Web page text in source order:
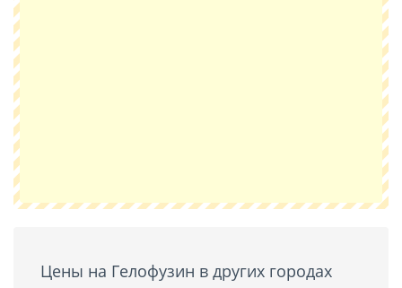
Цены на Гелофузин в других городах